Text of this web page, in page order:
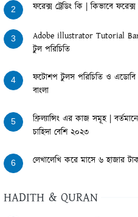
2 ফরেক্স ট্রেডিং কি | কিভাবে
3
Adobe illustrator Tutorial
টুল পরিচিতি
4
ফটোশপ টুলস পরিচিতি ও এডোবি
বাংলা
5
ফ্রিল্যান্সিং এর কাজ সমূহ |
চাহিদা বেশি ২০২৩
6 লেখালেখি করে মাসে ৬ হাজার
HADITH & QURAN